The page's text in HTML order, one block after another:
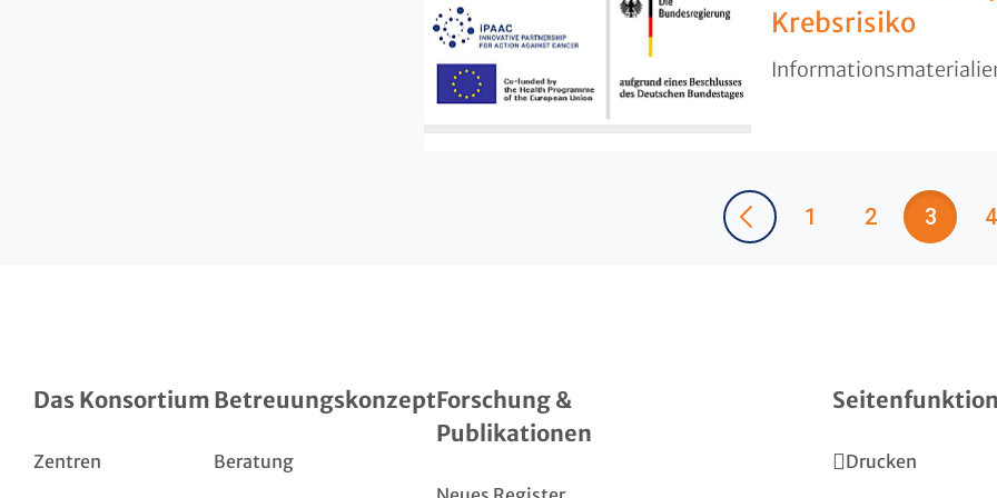
Krebsrisiko
1 2 3 4
Das Konsortium
Zentren
Betreuungskonzept
Beratung
Forschung &
Publikationen
Drucken